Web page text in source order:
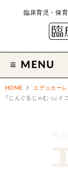
臨床育児・保
MENU
HOME エデュカーレ
『じんぐるじゃむっ』イ